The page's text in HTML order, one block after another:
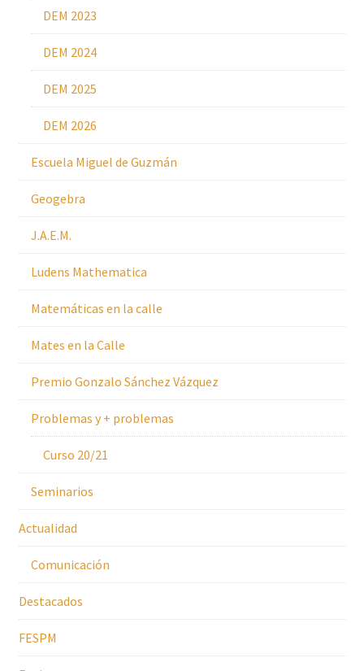
DEM 2023
DEM 2024
DEM 2025
DEM 2026
Escuela Miguel de Guzmán
Geogebra
J.A.E.M.
Ludens Mathematica
Matemáticas en la calle
Mates en la Calle
Premio Gonzalo Sánchez Vázquez
Problemas y + problemas
Curso 20/21
Seminarios
Actualidad
Comunicación
Destacados
FESPM